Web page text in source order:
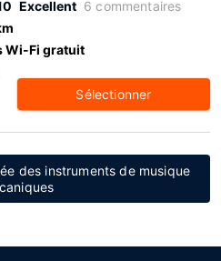
Excellent 6 commentaires
Wi-Fi gratuit
Sélectionner
des instruments de musique